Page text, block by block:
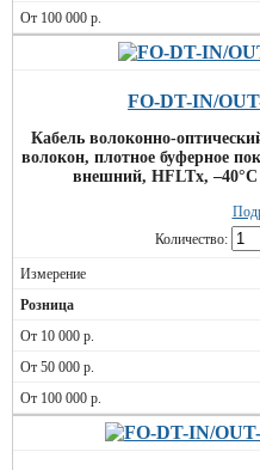
FO-DT-IN/
Кабель волоконно-
волокон, плотное буферное
внешний, HFLTx,
Количество: